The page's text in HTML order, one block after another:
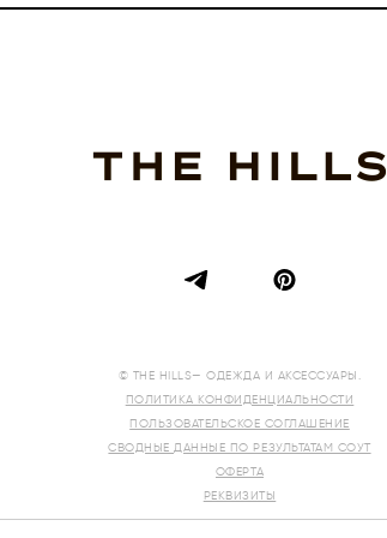
© THE HILLS— ОДЕЖДА И АКСЕССУАРЫ.
ПОЛИТИКА КОНФИДЕНЦИАЛЬНОСТИ
ПОЛЬЗОВАТЕЛЬСКОЕ СОГЛАШЕНИЕ
СВОДНЫЕ ДАННЫЕ ПО РЕЗУЛЬТАТАМ СОУТ
ОФЕРТА
РЕКВИЗИТЫ